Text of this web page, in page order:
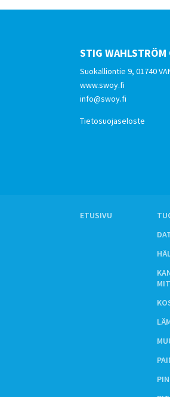
STIG WAHLSTRÖM
Suokalliontie 9, 01740
www.swoy.fi
info@swoy.fi
Tietosuojaseloste
ETUSIVU